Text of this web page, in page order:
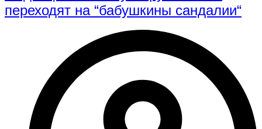
переходят на “бабушкины сандалии“